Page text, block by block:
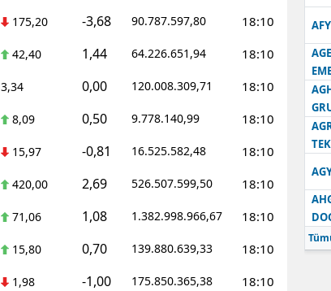
175,20 -3,68 90.787.597,80 18:10
42,40 1,44 64.226.651,94 18:10
3,34 0,00 120.008.309,71 18:10
8,09 0,50 9.778.140,99 18:10
15,97 -0,81 16.525.582,48 18:10
420,00 2,69 526.507.599,50 18:10
71,06 1,08 1.382.998.966,67 18:10
15,80 0,70 139.880.639,33 18:10
1,98 -1,00 175.850.365,38 18:10